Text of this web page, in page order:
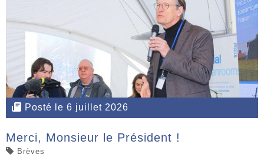
Posté le 6 juillet 2026
Merci, Monsieur le Président !
Brèves